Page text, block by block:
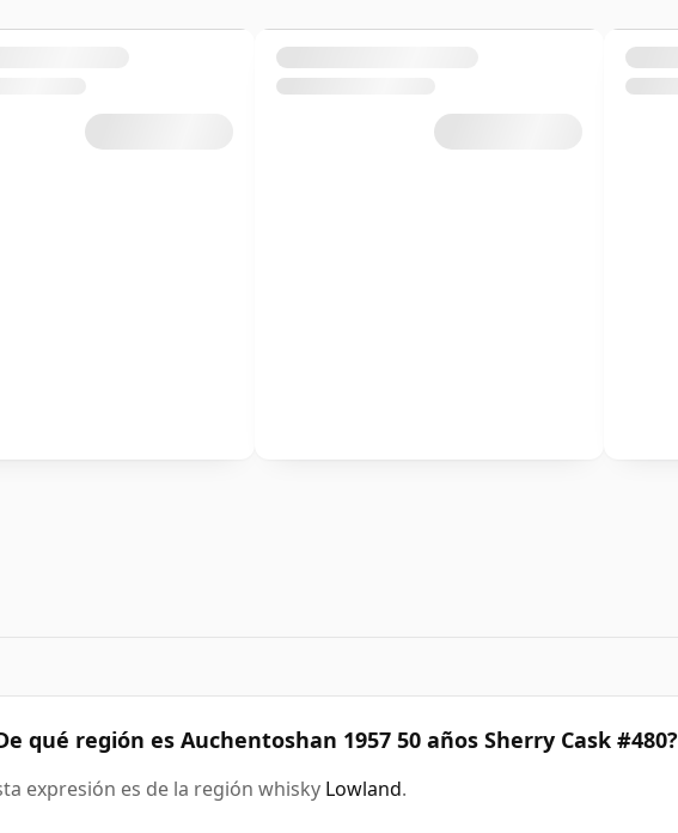
qué región es Auchentoshan 1957 50 años Sherry Cask #480?
expresión es de la región whisky Lowland.